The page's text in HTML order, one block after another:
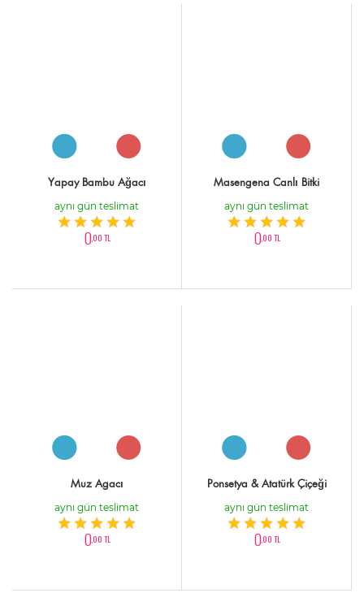
Yapay Bambu Ağacı
aynı gün teslimat
0,00 TL
Masengena Canlı Bitki
aynı gün teslimat
0,00 TL
Muz Agacı
aynı gün teslimat
0,00 TL
Ponsetya & Atatürk Çiçeği
aynı gün teslimat
0,00 TL